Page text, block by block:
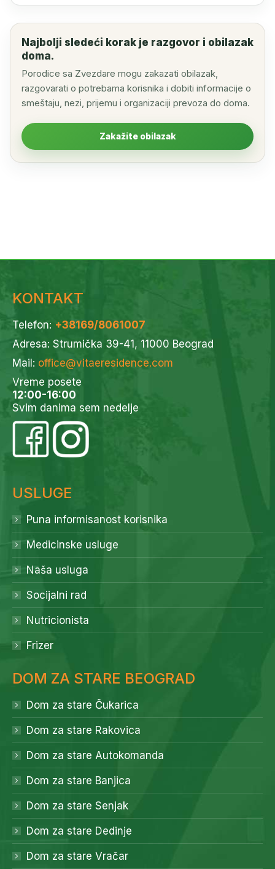
Najbolji sledeći korak je razgovor i obilazak
doma.
Porodice sa Zvezdare mogu zakazati obilazak,
razgovarati o potrebama korisnika i dobiti informacije o
smeštaju, nezi, prijemu i organizaciji prevoza do doma.
Zakažite obilazak
KONTAKT
Telefon: +38169/8061007
Adresa: Strumička 39-41, 11000 Beograd
Mail: office@vitaeresidence.com
Vreme posete
12:00-16:00
Svim danima sem nedelje
USLUGE
Puna informisanost korisnika
Medicinske usluge
Naša usluga
Socijalni rad
Nutricionista
Frizer
DOM ZA STARE BEOGRAD
Dom za stare Čukarica
Dom za stare Rakovica
Dom za stare Autokomanda
Dom za stare Banjica
Dom za stare Senjak
Dom za stare Dedinje
Dom za stare Vračar